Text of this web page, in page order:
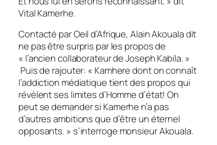
Vital Kamerhe.
Contacté par Oeil d’Afrique, Alain Akouala dit
ne pas être surpris par les propos de
« l’ancien collaborateur de Joseph Kabila. »
Puis de rajouter: « Kamhere dont on connaît
l’addiction médiatique tient des propos qui
révèlent ses limites d’Homme d’état! On
peut se demander si Kamerhe n’a pas
d’autres ambitions que d’être un éternel
opposants. » s’interroge monsieur Akouala.